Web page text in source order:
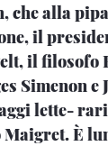
che alla
il
il
Simenon e
lette-
È